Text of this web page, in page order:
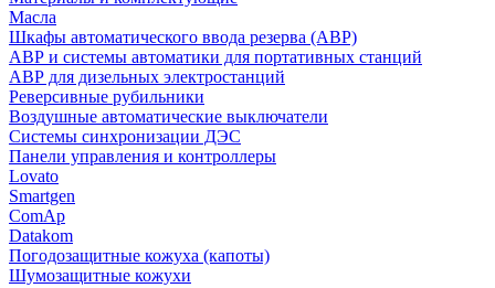
Масла
Шкафы автоматического ввода резерва (АВР)
АВР и системы автоматики для портативных станций
АВР для дизельных электростанций
Реверсивные рубильники
Воздушные автоматические выключатели
Системы синхронизации ДЭС
Панели управления и контроллеры
Lovato
Smartgen
ComAp
Datakom
Погодозащитные кожуха (капоты)
Шумозащитные кожухи